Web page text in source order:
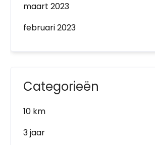
maart 2023
februari 2023
Categorieën
10 km
3 jaar